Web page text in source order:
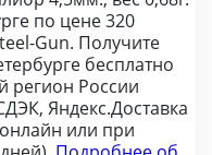
по цене 320
Gun. Получите
бесплатно
регион России
Яндекс.Доставка
или при